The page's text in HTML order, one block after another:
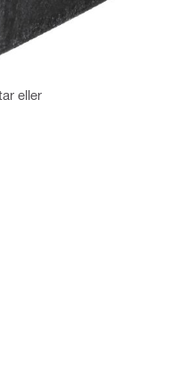
eller